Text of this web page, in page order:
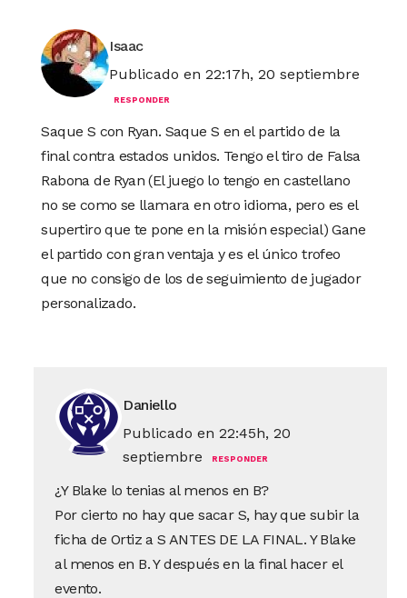
Isaac
Publicado en 22:17h, 20 septiembre
RESPONDER
Saque S con Ryan. Saque S en el partido de la
final contra estados unidos. Tengo el tiro de Falsa
Rabona de Ryan (El juego lo tengo en castellano
no se como se llamara en otro idioma, pero es el
supertiro que te pone en la misión especial) Gane
el partido con gran ventaja y es el único trofeo
que no consigo de los de seguimiento de jugador
personalizado.
Daniello
Publicado en 22:45h, 20
septiembre
RESPONDER
¿Y Blake lo tenias al menos en B?
Por cierto no hay que sacar S, hay que subir la
ficha de Ortiz a S ANTES DE LA FINAL. Y Blake
al menos en B. Y después en la final hacer el
evento.